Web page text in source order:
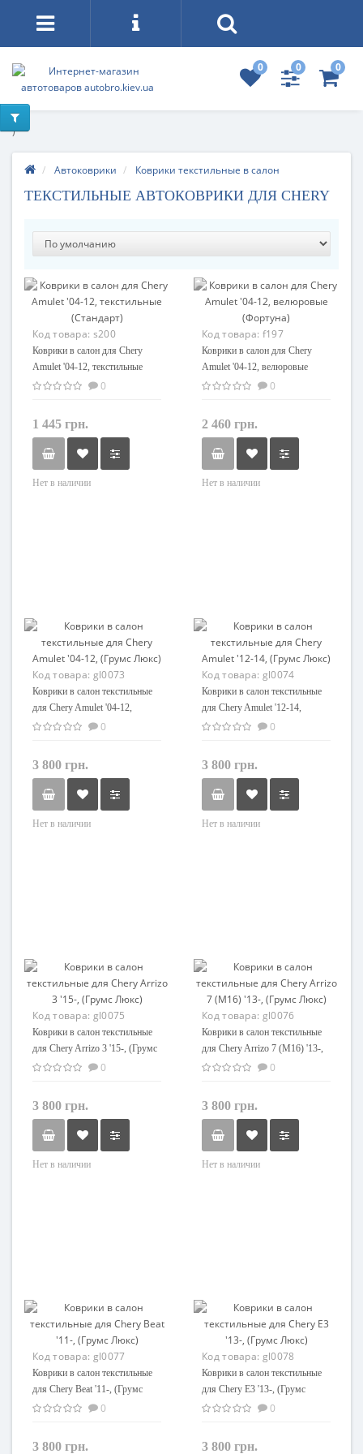
0 0 0
)
Автоковрики Коврики текстильные в салон
ТЕКСТИЛЬНЫЕ АВТОКОВРИКИ ДЛЯ CHERY
Код товара: s200
Коврики в салон для Chery
Amulet '04-12, текстильные
(Стандарт)
0
1 445 грн.
Нет в наличии
Код товара: f197
Коврики в салон для Chery
Amulet '04-12, велюровые
(Фортуна)
0
2 460 грн.
Нет в наличии
Код товара: gl0073
Коврики в салон текстильные
для Chery Amulet '04-12,
(Грумс Люкс)
0
3 800 грн.
Нет в наличии
Код товара: gl0074
Коврики в салон текстильные
для Chery Amulet '12-14,
(Грумс Люкс)
0
3 800 грн.
Нет в наличии
Код товара: gl0075
Коврики в салон текстильные
для Chery Arrizo 3 '15-, (Грумс
Люкс)
0
3 800 грн.
Нет в наличии
Код товара: gl0076
Коврики в салон текстильные
для Chery Arrizo 7 (M16) '13-,
(Грумс Люкс)
0
3 800 грн.
Нет в наличии
Код товара: gl0077
Коврики в салон текстильные
для Chery Beat '11-, (Грумс
Люкс)
0
3 800 грн.
Код товара: gl0078
Коврики в салон текстильные
для Chery E3 '13-, (Грумс
Люкс)
0
3 800 грн.